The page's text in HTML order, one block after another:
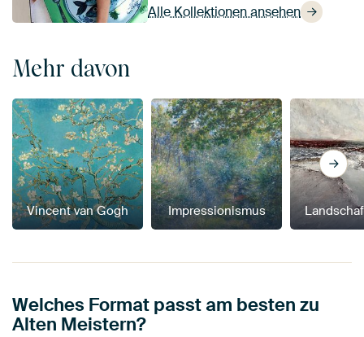
Alle Kollektionen ansehen
Mehr davon
Vincent van Gogh Impressionismus
Welches Format passt am besten zu
Alten Meistern?